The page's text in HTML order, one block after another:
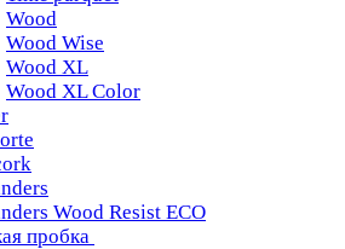
Wood
Wood Wise
Wood XL
Wood XL Color
Wood Resist ECO
пробка